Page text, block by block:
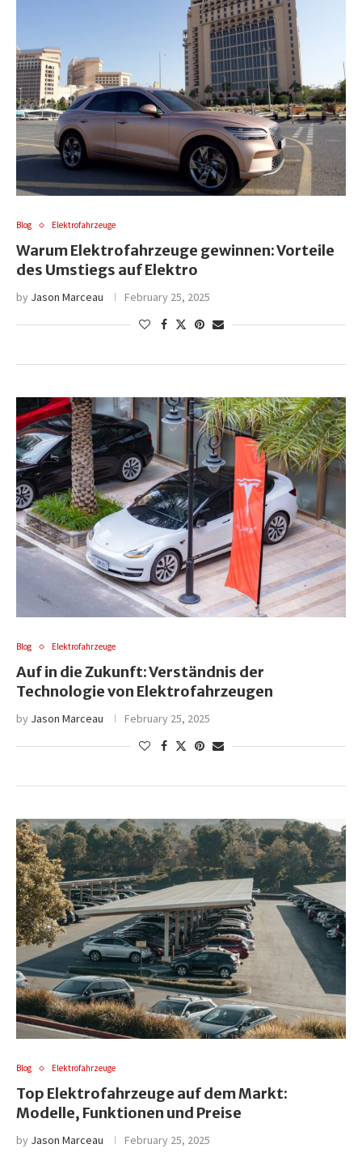
Blog Elektrofahrzeuge
Warum Elektrofahrzeuge gewinnen: Vorteile
des Umstiegs auf Elektro
by Jason Marceau February 25, 2025
Blog Elektrofahrzeuge
Auf in die Zukunft: Verständnis der
Technologie von Elektrofahrzeugen
by Jason Marceau February 25, 2025
Blog Elektrofahrzeuge
Top Elektrofahrzeuge auf dem Markt:
Modelle, Funktionen und Preise
by Jason Marceau February 25, 2025